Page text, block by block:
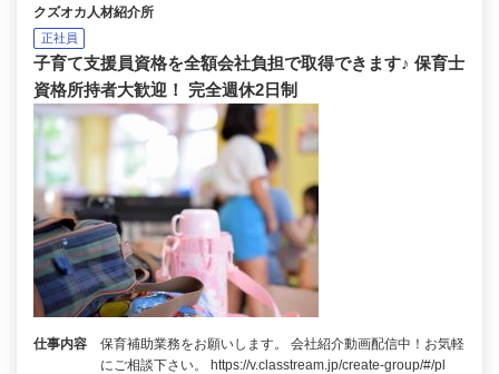
クズオカ人材紹介所
正社員
子育て支援員資格を全額会社負担で取得できます♪ 保育士
資格所持者大歓迎！ 完全週休2日制
仕事内容
保育補助業務をお願いします。 会社紹介動画配信中！お気軽
にご相談下さい。 https://v.classtream.jp/create-group/#/pl